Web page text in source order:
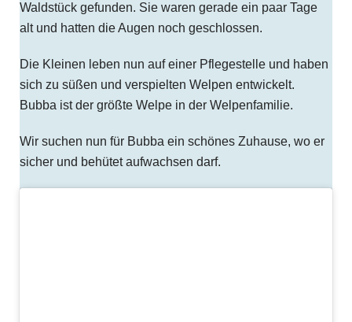
Waldstück gefunden. Sie waren gerade ein paar Tage
alt und hatten die Augen noch geschlossen.
Die Kleinen leben nun auf einer Pflegestelle und haben
sich zu süßen und verspielten Welpen entwickelt.
Bubba ist der größte Welpe in der Welpenfamilie.
Wir suchen nun für Bubba ein schönes Zuhause, wo er
sicher und behütet aufwachsen darf.